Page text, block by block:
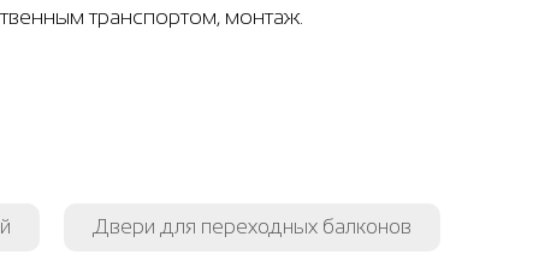
транспортом, монтаж.
Двери для переходных балконов